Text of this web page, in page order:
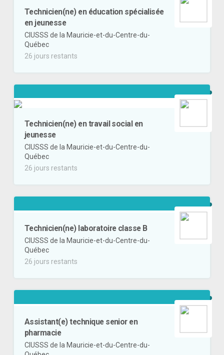
Technicien(ne) en éducation spécialisée
en jeunesse
CIUSSS de la Mauricie-et-du-Centre-du-
Québec
26 jours restants
Technicien(ne) en travail social en
jeunesse
CIUSSS de la Mauricie-et-du-Centre-du-
Québec
26 jours restants
Technicien(ne) laboratoire classe B
CIUSSS de la Mauricie-et-du-Centre-du-
Québec
26 jours restants
Assistant(e) technique senior en
pharmacie
CIUSSS de la Mauricie-et-du-Centre-du-